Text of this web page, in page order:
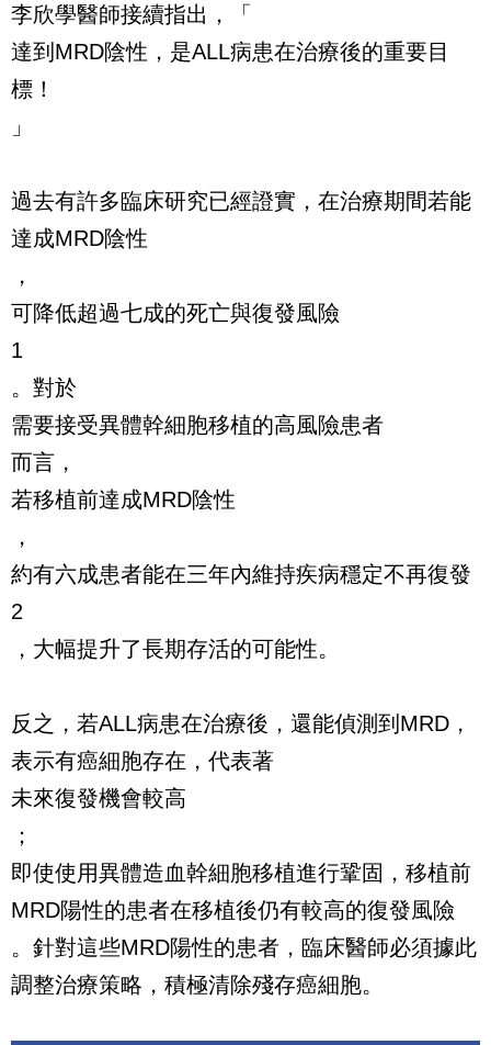
李欣學醫師接續指出，「
達到MRD陰性，是ALL病患在治療後的重要目
標！
」
過去有許多臨床研究已經證實，在治療期間若能
達成MRD陰性
，
可降低超過七成的死亡與復發風險
1
。對於
需要接受異體幹細胞移植的高風險患者
而言，
若移植前達成MRD陰性
，
約有六成患者能在三年內維持疾病穩定不再復發
2
，大幅提升了長期存活的可能性。
反之，若ALL病患在治療後，還能偵測到MRD，
表示有癌細胞存在，代表著
未來復發機會較高
；
即使使用異體造血幹細胞移植進行鞏固，移植前
MRD陽性的患者在移植後仍有較高的復發風險
。針對這些MRD陽性的患者，臨床醫師必須據此
調整治療策略，積極清除殘存癌細胞。